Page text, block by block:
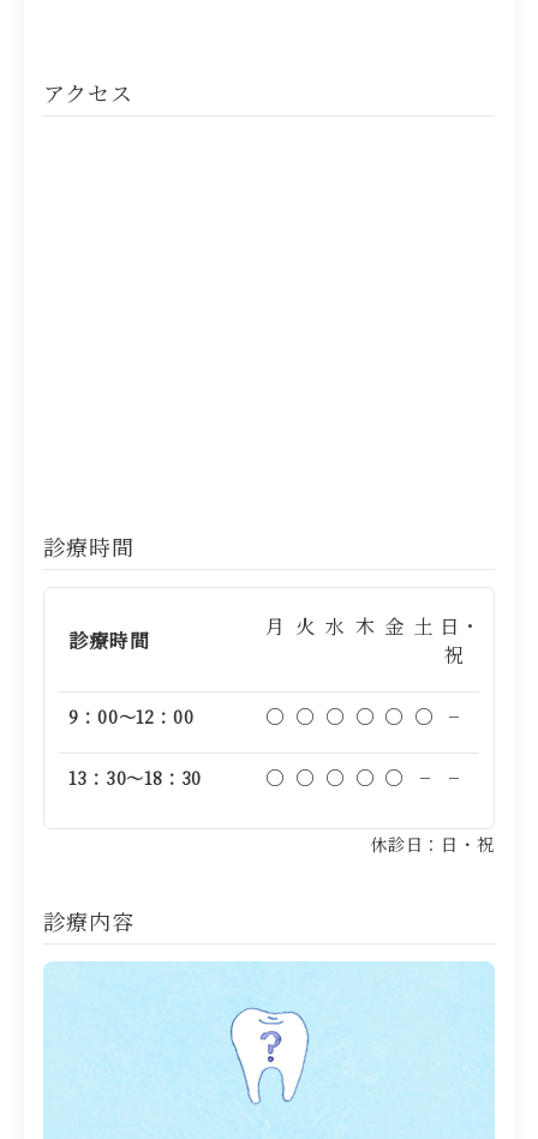
アクセス
診療時間
診療時間
月 火 水 木 金 土 日・
祝
9：00～12：00 ○ ○ ○ ○ ○ ○ −
13：30～18：30 ○ ○ ○ ○ ○ − −
休診日：日・祝
診療内容